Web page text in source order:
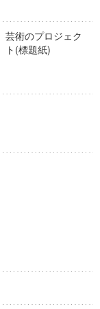
芸術のプロジェク
ト(標題紙)